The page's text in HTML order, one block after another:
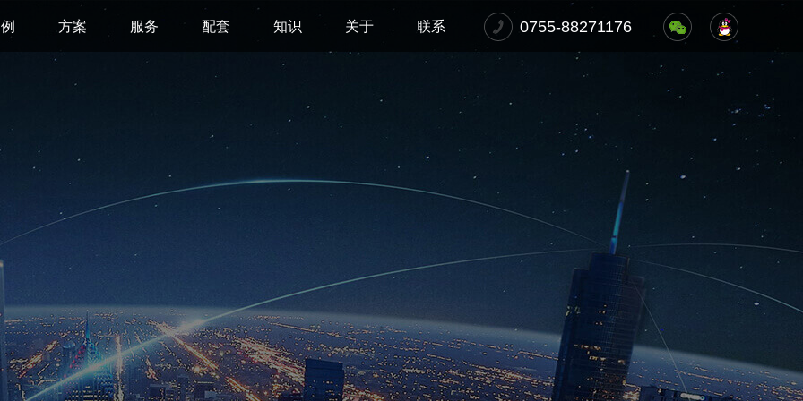
0755-88271176
方案 服务 配套 知识 关于 联系